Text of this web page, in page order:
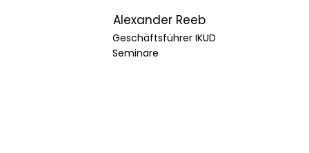
Alexander Reeb
Geschäftsführer IKUD
Seminare